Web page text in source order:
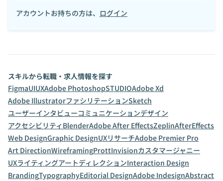
アカウントお持ちの方は、 ログイン
スキルから転職・求人情報を探す
FigmaUIUXAdobe PhotoshopSTUDIOAdobe Xd
Adobe IllustratorファシリテーションSketch
ユーザーインタビューコミュニケーションデザイン
アクセシビリティ BlenderAdobe After EffectsZeplinAfterEffects
Web DesignGraphic DesignUXリサーチAdobe Premier Pro
Art DirectionWireframingProttInvisionカスタマージャニー
UXライティングアートディレクションInteraction Design
BrandingTypographyEditorial DesignAdobe IndesignAbstract